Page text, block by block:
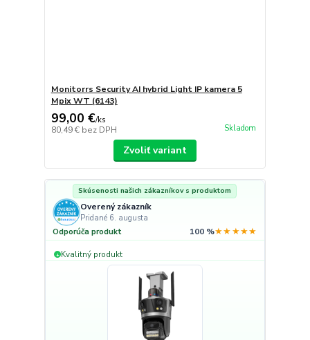
Monitorrs Security AI hybrid Light IP kamera 5
Mpix WT (6143)
99,00 €/ks
80,49 € bez DPH Skladom
Zvoliť variant
Skúsenosti našich zákazníkov s produktom
Overený zákazník
Pridané 6. augusta
Odporúča produkt 100 %★★★★★
+ Kvalitný produkt